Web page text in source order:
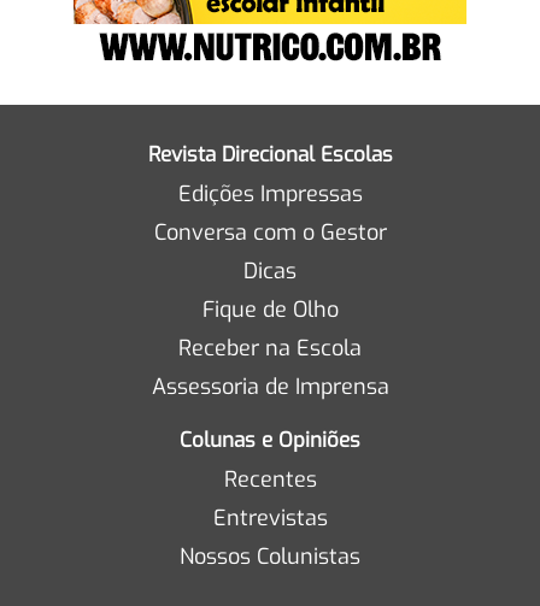
Revista Direcional Escolas
Edições Impressas
Conversa com o Gestor
Dicas
Fique de Olho
Receber na Escola
Assessoria de Imprensa
Colunas e Opiniões
Recentes
Entrevistas
Nossos Colunistas